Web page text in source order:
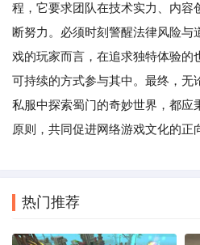
程，它要求团队在技术实力、内容
断努力。必须时刻警醒法律风险与
戏的玩家而言，在追求独特体验的
可持续的方式参与其中。最终，无
私服中探索蜀门的奇妙世界，都应
原则，共同促进网络游戏文化的正
热门推荐